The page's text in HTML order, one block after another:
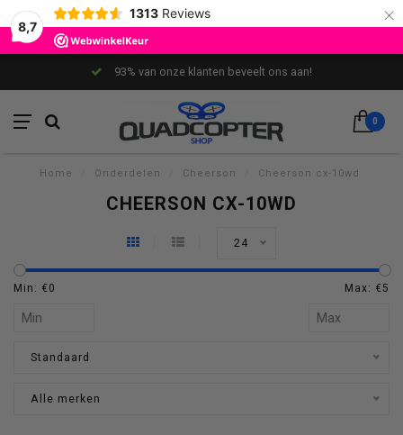
8,7
1313 Reviews ×
93% van onze klanten beveelt ons aan!
0
Home Onderdelen Cheerson Cheerson cx-10wd
CHEERSON CX-10WD
24
Min: €0 Max: €5
Standaard
Alle merken